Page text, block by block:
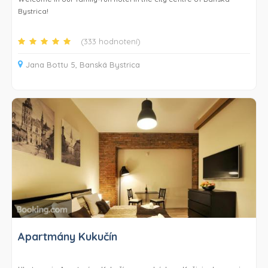
Ubytovanie Resort Levočská Dolina sa nachádza 48 km od miesta
Dobšinská ľadová jaskyňa a 7,1 km od miesta Katedrála sv.
Bystrica!
Garni Expo. We are garni hotel that means we offer only
breakfast, however our location is perfect.
Garni Expo enjoys a peaceful location, 5 km from the Sachticky
Ski Area nad 10 minutes walking form Europa Shopping center or
club-Ministry of fun. It offers accommodation units with a lush
green garden, free Wi-Fi and smart TV.
Parking is included in the price.
Within 1 km you can reach the main train and bus stations. The
Selce Ski Area can be reached within 7 km, while the Kraliky Ski
Area is 10 km away. The Sliac Airport as well as the Donovaly Ski
(333 hodnotení)
Jana Bottu 5, Banská Bystrica
Apartmány Kukučín